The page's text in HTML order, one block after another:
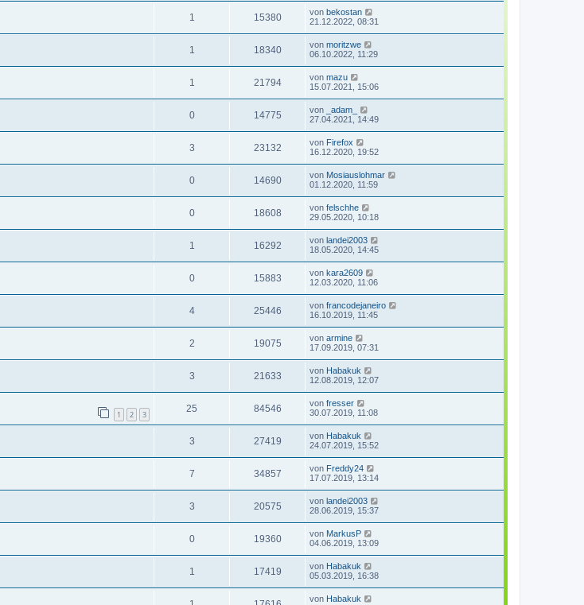
1 15380 von bekostan
21.12.2022, 08:31
1 18340 von moritzwe
06.10.2022, 11:29
1 21794 von mazu
15.07.2021, 15:06
0 14775 von
_adam_
27.04.2021, 14:49
3 23132 von Firefox
16.12.2020, 19:52
0 14690 von Mosiauslohmar
01.12.2020, 11:59
0 18608 von felschhe
29.05.2020, 10:18
1 16292 von landei2003
18.05.2020, 14:45
0 15883 von kara2609
12.03.2020, 11:06
4 25446 von francodejaneiro
16.10.2019, 11:45
2 19075 von armine
17.09.2019, 07:31
3 21633 von Habakuk
12.08.2019, 12:07
1 2 3
25 84546 von fresser
30.07.2019, 11:08
3 27419 von Habakuk
24.07.2019, 15:52
7 34857 von Freddy24
17.07.2019, 13:14
3 20575 von landei2003
28.06.2019, 15:37
0 19360 von MarkusP
04.06.2019, 13:09
1 17419 von Habakuk
05.03.2019, 16:38
von Habakuk